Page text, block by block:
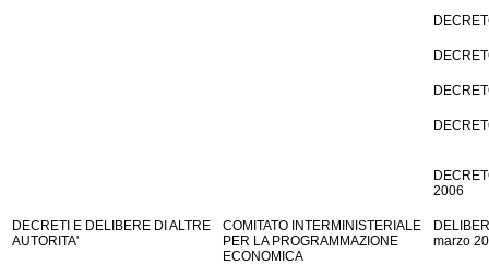
2006
DECRETI E DELIBERE DI ALTRE
AUTORITA'
COMITATO INTERMINISTERIALE
PER LA PROGRAMMAZIONE
ECONOMICA
marzo